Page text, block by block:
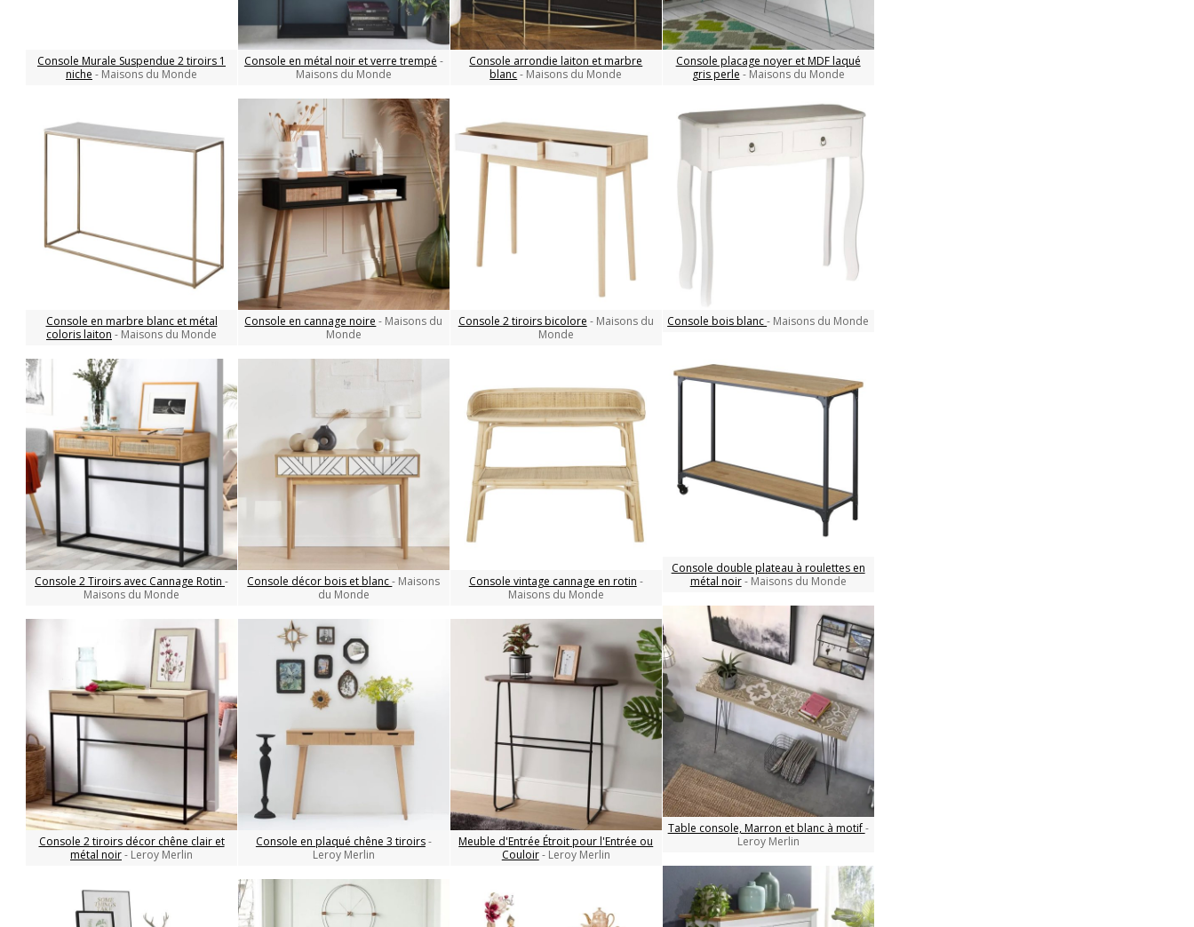
Console Murale Suspendue 2 tiroirs 1
niche - Maisons du Monde
Console en marbre blanc et métal
coloris laiton - Maisons du Monde
Console 2 Tiroirs avec Cannage Rotin -
Maisons du Monde
Console 2 tiroirs décor chêne clair et
métal noir- Leroy Merlin
Console en métal noir et verre trempé -
Maisons du Monde
Console en cannage noire - Maisons du
Monde
Console décor bois et blanc- Maisons
du Monde
Console en plaqué chêne 3 tiroirs-
Leroy Merlin
Console arrondie laiton et marbre
blanc- Maisons du Monde
Console 2 tiroirs bicolore - Maisons du
Monde
Console vintage cannage en rotin -
Maisons du Monde
Meuble d'Entrée Étroit pour l'Entrée ou
Couloir- Leroy Merlin
Console placage noyer et MDF laqué
gris perle - Maisons du Monde
Console bois blanc- Maisons du Monde
Console double plateau à roulettes en
métal noir- Maisons du Monde
Table console, Marron et blanc à motif-
Leroy Merlin